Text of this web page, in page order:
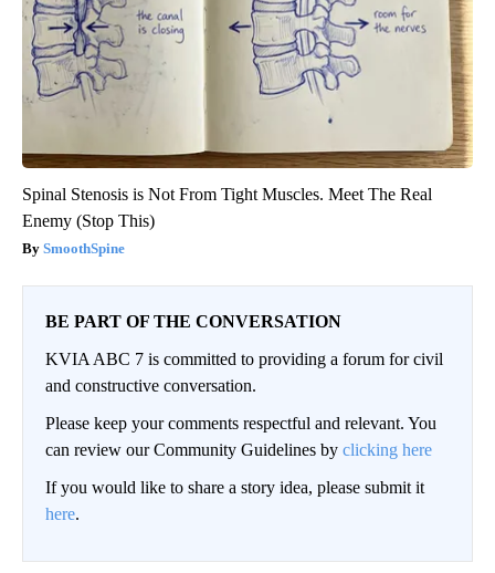
Spinal Stenosis is Not From Tight Muscles. Meet The Real
Enemy (Stop This)
SmoothSpine
BE PART OF THE CONVERSATION
KVIA ABC 7 is committed to providing a forum for civil
and constructive conversation.
Please keep your comments respectful and relevant. You
can review our Community Guidelines by clicking here
If you would like to share a story idea, please submit it
here.